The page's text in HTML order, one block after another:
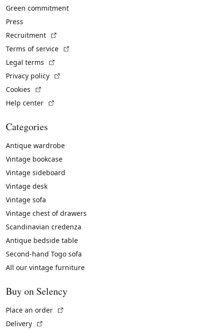
Green commitment
Press
Recruitment
Terms of service
Legal terms
Privacy policy
Cookies
Help center
Categories
Antique wardrobe
Vintage bookcase
Vintage sideboard
Vintage desk
Vintage sofa
Vintage chest of drawers
Scandinavian credenza
Antique bedside table
Second-hand Togo sofa
All our vintage furniture
Buy on Selency
Place an order
Delivery